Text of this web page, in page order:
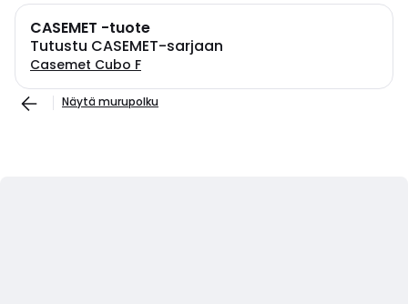
CASEMET -tuote
Tutustu CASEMET-sarjaan
Casemet Cubo F
Näytä murupolku